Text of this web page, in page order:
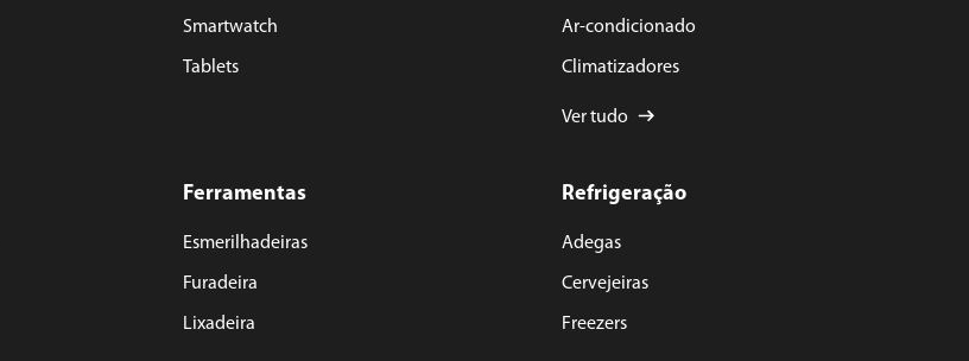
Smartwatch
Tablets
Ar-condicionado
Climatizadores
Ver tudo
Ferramentas
Esmerilhadeiras
Furadeira
Lixadeira
Refrigeração
Adegas
Cervejeiras
Freezers